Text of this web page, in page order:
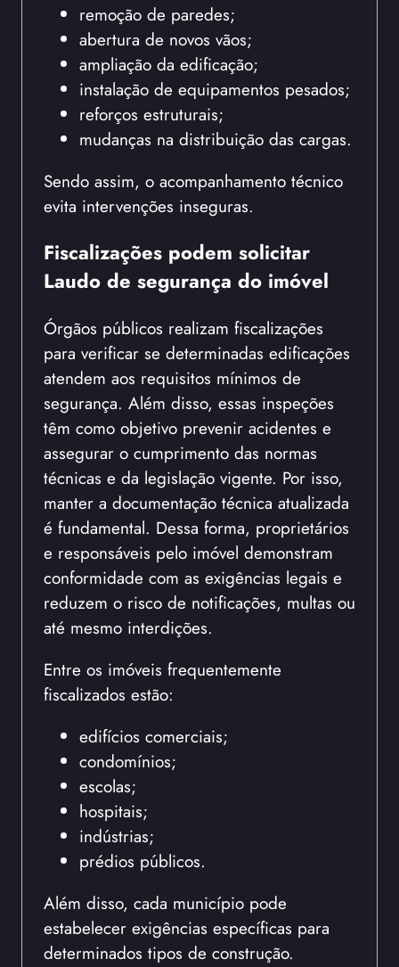
remoção de paredes;
abertura de novos vãos;
ampliação da edificação;
instalação de equipamentos pesados;
reforços estruturais;
mudanças na distribuição das cargas.
Sendo assim, o acompanhamento técnico
evita intervenções inseguras.
Fiscalizações podem solicitar
Laudo de segurança do imóvel
Órgãos públicos realizam fiscalizações
para verificar se determinadas edificações
atendem aos requisitos mínimos de
segurança. Além disso, essas inspeções
têm como objetivo prevenir acidentes e
assegurar o cumprimento das normas
técnicas e da legislação vigente. Por isso,
manter a documentação técnica atualizada
é fundamental. Dessa forma, proprietários
e responsáveis pelo imóvel demonstram
conformidade com as exigências legais e
reduzem o risco de notificações, multas ou
até mesmo interdições.
Entre os imóveis frequentemente
fiscalizados estão:
edifícios comerciais;
condomínios;
escolas;
hospitais;
indústrias;
prédios públicos.
Além disso, cada município pode
estabelecer exigências específicas para
determinados tipos de construção.